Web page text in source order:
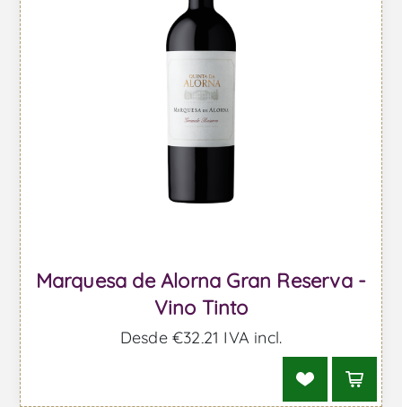
Marquesa de Alorna Gran Reserva -
Vino Tinto
Desde €32,21 IVA incl.